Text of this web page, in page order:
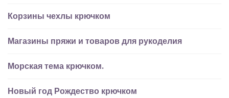
Корзины чехлы крючком
Магазины пряжи и товаров для рукоделия
Морская тема крючком.
Новый год Рождество крючком